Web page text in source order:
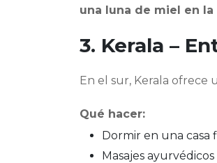
una luna de miel en la
3. Kerala –
En el sur, Kerala ofrece
Qué hacer:
Dormir en una casa
Masajes